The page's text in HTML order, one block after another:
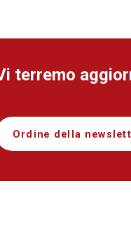
terremo
Ordine della